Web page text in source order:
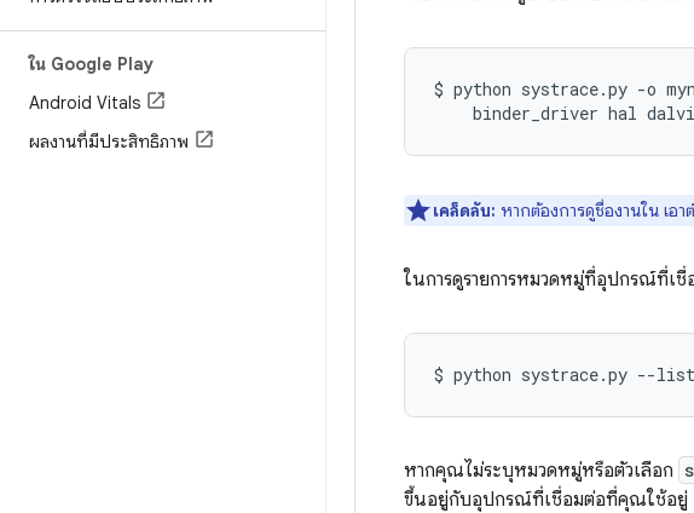
ใน Google Play
Android Vitals
ผลงานที่มีประสิทธิภาพ
$ python systrace.py -o
binder_driver hal
เคล็ดลับ: หากต้องการดูชื่องานใน เอ
ในการดูรายการหมวดหมู่ที่อุปกรณ์ที่เ
$ python systrace.py
หากคุณไม่ระบุหมวดหมู่หรือตัวเลือก
ขึ้นอยู่กับอุปกรณ์ที่เชื่อมต่อที่คุณใช้อยู่